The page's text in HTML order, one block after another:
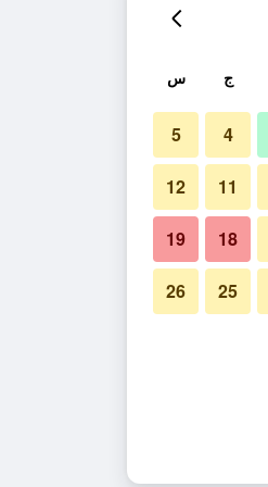
ج س
4
5
11
12
18
19
25
26